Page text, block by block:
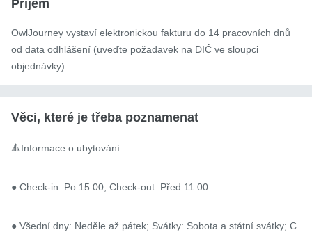
Příjem
OwlJourney vystaví elektronickou fakturu do 14 pracovních dnů
od data odhlášení (uveďte požadavek na DIČ ve sloupci
objednávky).
Věci, které je třeba poznamenat
🔺Informace o ubytování
● Check-in: Po 15:00, Check-out: Před 11:00
● Všední dny: Neděle až pátek; Svátky: Sobota a státní svátky; C